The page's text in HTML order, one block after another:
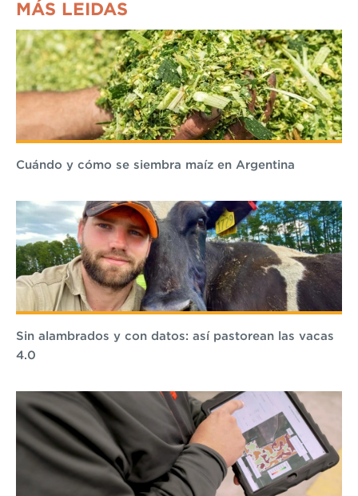
MÁS LEIDAS
Cuándo y cómo se siembra maíz en Argentina
Sin alambrados y con datos: así pastorean las vacas
4.0